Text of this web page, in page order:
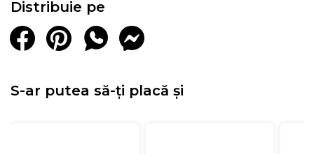
Distribuie pe
S-ar putea să-ți placă și